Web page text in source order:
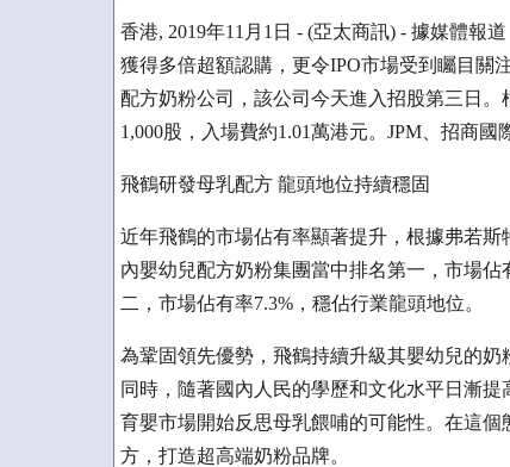
香港, 2019年11月1日 - (亞太商訊) - 據媒體報
獲得多倍超額認購，更令IPO市場受到矚目關
配方奶粉公司，該公司今天進入招股第三日。
1,000股，入場費約1.01萬港元。JPM、招商國
飛鶴研發母乳配方 龍頭地位持續穩固
近年飛鶴的市場佔有率顯著提升，根據弗若
內嬰幼兒配方奶粉集團當中排名第一，市場
二，市場佔有率7.3%，穩佔行業龍頭地位。
為鞏固領先優勢，飛鶴持續升級其嬰幼兒的
同時，隨著國內人民的學歷和文化水平日漸
育嬰市場開始反思母乳餵哺的可能性。在這
方，打造超高端奶粉品牌。